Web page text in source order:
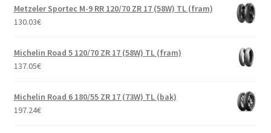
Metzeler Sportec M-9 RR 120/70 ZR 17 (58W) TL (fram)
130.03€
Michelin Road 5 120/70 ZR 17 (58W) TL (fram)
137.05€
Michelin Road 6 180/55 ZR 17 (73W) TL (bak)
197.24€